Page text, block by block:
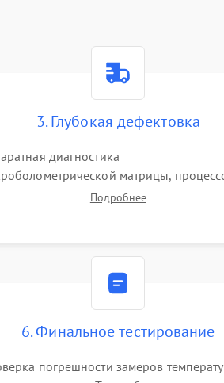
3. Глубокая дефектовка
диагностика
матрицы,
изображений и цепей питания.
Подробнее
6. Финальное тестирование
погрешности замеров